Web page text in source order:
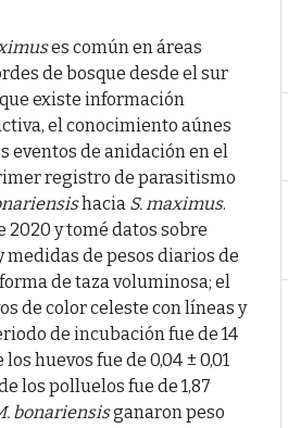
es común en áreas
de bosque desde el sur
existe información
el conocimiento aúnes
eventos de anidación en el
registro de parasitismo
hacia S. maximus.
2020 y tomé datos sobre
de pesos diarios de
de taza voluminosa; el
de color celeste con líneas y
de incubación fue de 14
huevos fue de 0,04 ± 0,01
los polluelos fue de 1,87
bonariensisganaron peso